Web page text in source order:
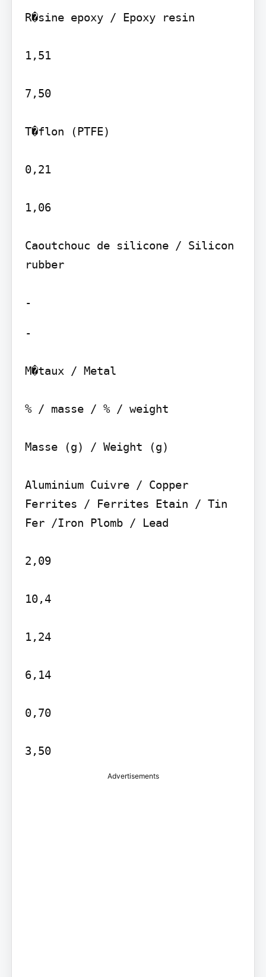
R�sine epoxy / Epoxy resin
1,51
7,50
T�flon (PTFE)
0,21
1,06
Caoutchouc de silicone / Silicon
rubber
-
M�taux / Metal
% / masse / % / weight
Masse (g) / Weight (g)
Aluminium Cuivre / Copper
Ferrites / Ferrites Etain / Tin
Fer /Iron Plomb / Lead
2,09
10,4
1,24
6,14
0,70
3,50
Advertisements